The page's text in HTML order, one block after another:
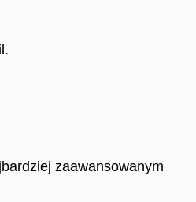
zaawansowanym